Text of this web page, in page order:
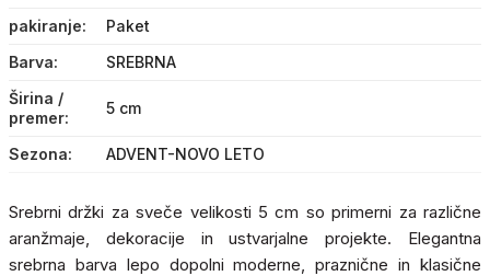
pakiranje
Paket
Barva
SREBRNA
Širina /
premer
5 cm
Sezona ADVENT-NOVO LETO
Srebrni držki za sveče velikosti 5 cm so primerni za različne
aranžmaje, dekoracije in ustvarjalne projekte. Elegantna
srebrna barva lepo dopolni moderne, praznične in klasične